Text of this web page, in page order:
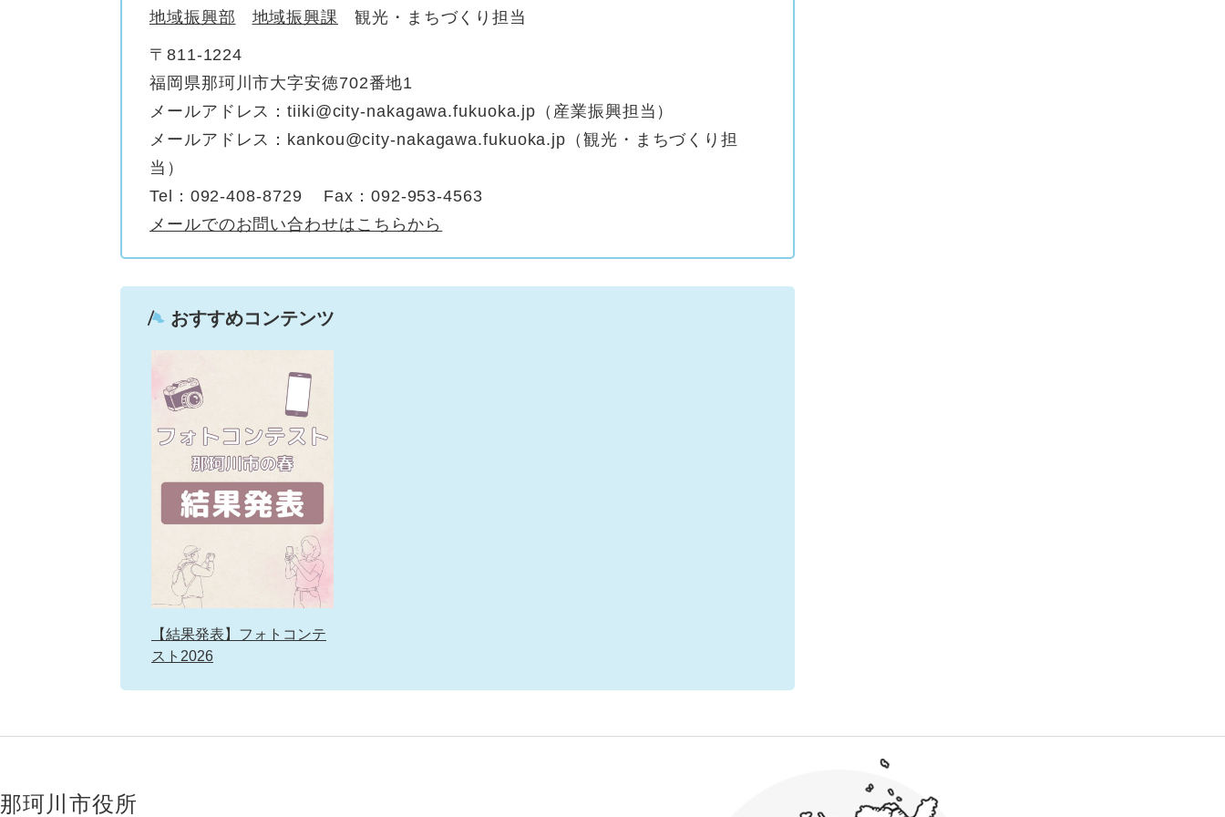
地域振興部 地域振興課 観光・まちづくり担当
〒811-1224
福岡県那珂川市大字安徳702番地1
メールアドレス：tiiki@city-nakagawa.fukuoka.jp（産業振興担当）
メールアドレス：kankou@city-nakagawa.fukuoka.jp（観光・まちづくり担
当）
Tel：092-408-8729
Fax：092-953-4563
メールでのお問い合わせはこちらから
おすすめコンテンツ
【結果発表】フォトコンテ
スト2026
那珂川市役所